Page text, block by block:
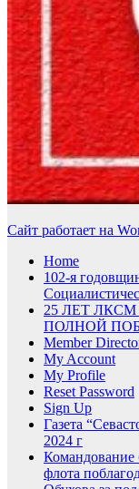
Сайт работает на
Home
102-я
25 ЛЕТ
ПОЛНОЙ
Member
My Account
My Profile
Reset Password
Sign Up
Газета
2024 г
Командование
флота